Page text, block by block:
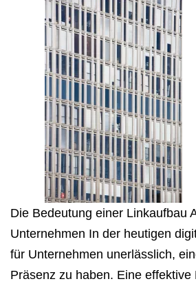
Die Bedeutung einer Linkaufbau
Unternehmen In der heutigen
für Unternehmen unerlässlich,
Präsenz zu haben. Eine effektive